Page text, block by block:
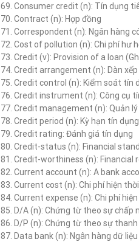
69. Consumer credit (n): Tín dụng
70. Contract (n): Hợp đồng
71. Correspondent (n): Ngân hàng
72. Cost of pollution (n): Chi phí hư
73. Credit (v): Provision of a loan
74. Credit arrangement (n): Dàn
75. Credit control (n): Kiểm soát tín
76. Credit instrument (n): Công cụ
77. Credit management (n): Quản
78. Credit period (n): Kỳ hạn tín dụng
79. Credit rating: Đánh giá tín dụng
80. Credit-status (n): Financial
81. Credit-worthiness (n):
82. Current account (n): A bank
83. Current cost (n): Chi phí hiện thời
84. Current expense (n): Chi phí
85. D/A (n): Chứng từ theo sự chấp
86. D/P (n): Chứng từ theo sự
87. Data bank (n): Ngân hàng dữ liệu